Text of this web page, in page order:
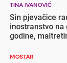
TINA IVANOVIĆ
Sin pjevačice
inostranstvo na
godine,
MOSTAR